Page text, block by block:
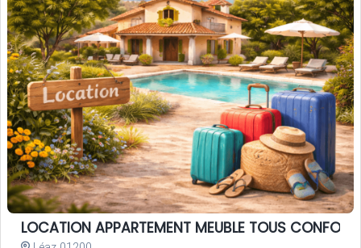
LOCATION APPARTEMENT MEUBLE TOUS CONFORT